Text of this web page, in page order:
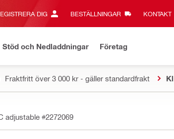
DIG BESTÄLLNINGAR KONTAKT‎
Stöd och Nedladdningar Företag
Fraktfritt över 3 000 kr - gäller standardfrakt
adjustable #2272069